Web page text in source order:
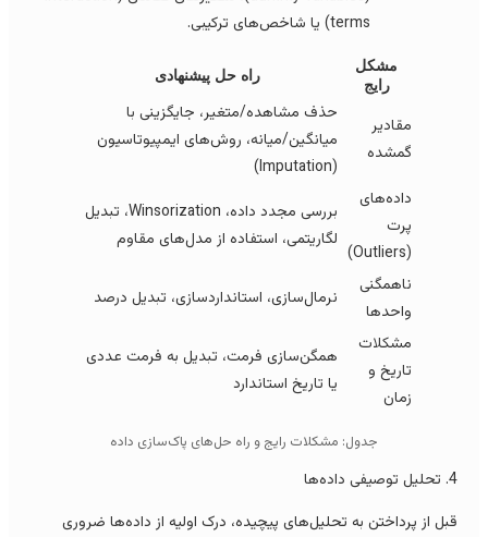
terms) یا شاخص‌های ترکیبی.
مشکل
راه حل پیشنهادی
مقادیر
گمشده
حذف مشاهده/متغیر، جایگزینی با
میانگین/میانه، روش‌های ایمپیوتاسیون
داده‌های
بررسی مجدد داده، Winsorization، تبدیل
لگاریتمی، استفاده از مدل‌های مقاوم
ناهمگنی
واحدها
نرمال‌سازی، استانداردسازی، تبدیل درصد
مشکلات
تاریخ و
همگن‌سازی فرمت، تبدیل به فرمت عددی
یا تاریخ استاندارد
جدول: مشکلات رایج و راه حل‌های پاک‌سازی داده
از پرداختن به تحلیل‌های پیچیده، درک اولیه از داده‌ها ضروری